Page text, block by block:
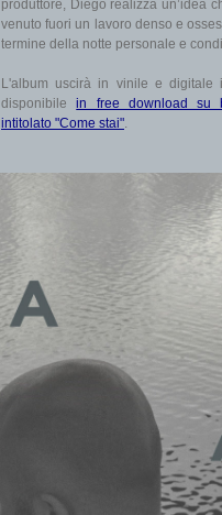
produttore, Diego realizza un’idea
venuto fuori un lavoro denso e
termine della notte personale e
L'album uscirà in vinile e
disponibilein free download su
intitolato "Come stai".